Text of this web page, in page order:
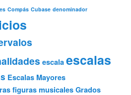
Compás Cubase denominador
escala escalas
Escalas Mayores
figuras musicales Grados